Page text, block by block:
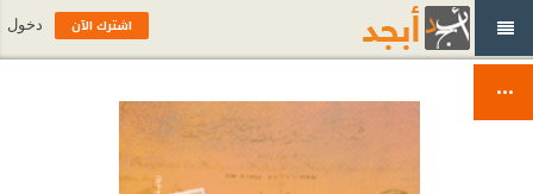
اشترك الآن دخول